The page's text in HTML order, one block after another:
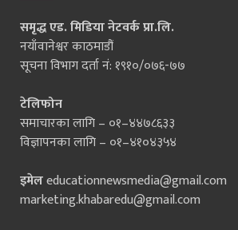
समृद्ध एड. मिडिया नेटवर्क प्रा.लि.
नयाँवानेश्वर काठमाडौं
सूचना विभाग दर्ता नं: १९१०/०७६-७७
टेलिफोन
समाचारका लागि – ०१–४४७८६३३
विज्ञापनका लागि – ०१–४१०४३५४
इमेलeducationnewsmedia@gmail.com
marketing.khabaredu@gmail.com